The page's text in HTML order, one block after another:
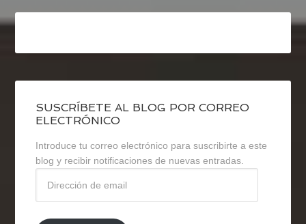
SUSCRÍBETE AL BLOG POR CORREO
ELECTRÓNICO
Introduce tu correo electrónico para suscribirte a este
blog y recibir notificaciones de nuevas entradas.
email